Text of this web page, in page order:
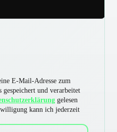
E-Mail-Adresse zum
gespeichert und verarbeitet
gelesen
kann ich jederzeit